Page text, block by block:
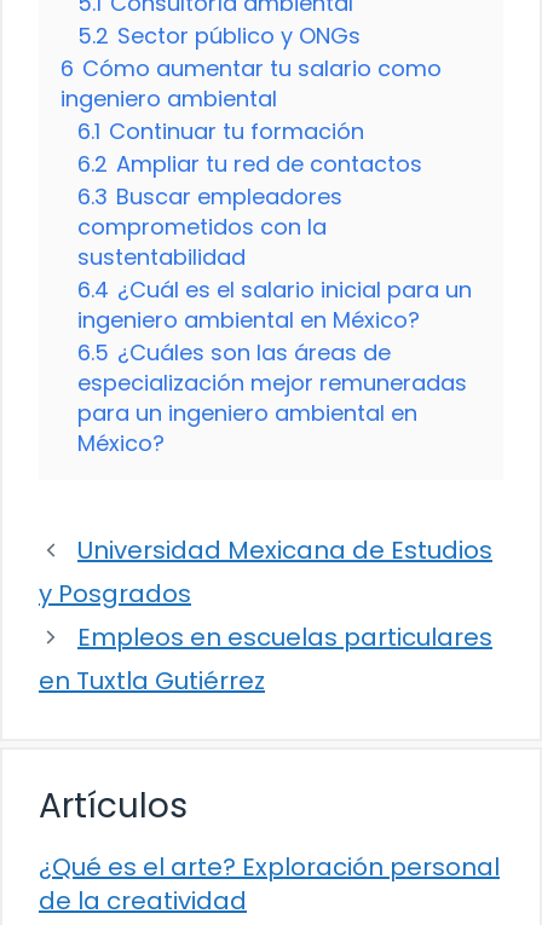
5.2 Sector público y ONGs
6 Cómo aumentar tu salario como
ingeniero ambiental
6.1 Continuar tu formación
6.2 Ampliar tu red de contactos
6.3 Buscar empleadores
comprometidos con la
sustentabilidad
6.4 ¿Cuál es el salario inicial para un
ingeniero ambiental en México?
6.5 ¿Cuáles son las áreas de
especialización mejor remuneradas
para un ingeniero ambiental en
México?
Universidad Mexicana de Estudios
y Posgrados
Empleos en escuelas particulares
en Tuxtla Gutiérrez
Artículos
¿Qué es el arte? Exploración personal
de la creatividad